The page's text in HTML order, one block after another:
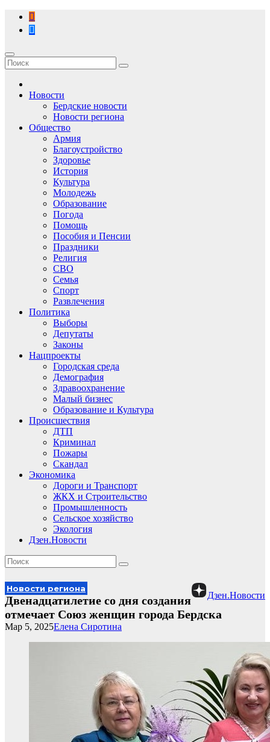
Перейти
содержимому
Новости
Бердские новости
Новости региона
Общество
Армия
Благоустройство
Здоровье
История
Культура
Молодежь
Образование
Погода
Помощь
Пособия и Пенсии
Праздники
Религия
СВО
Семья
Спорт
Развлечения
Политика
Выборы
Депутаты
Законы
Нацпроекты
Городская среда
Демография
Здравоохранение
Малый бизнес
Образование и Культура
Происшествия
ДТП
Криминал
Пожары
Скандал
Экономика
Дороги и Транспорт
ЖКХ и Строительство
Промышленность
Сельское хозяйство
Экология
Дзен.Новости
Дзен.Новости
Новости региона
Двенадцатилетие со дня создания
отмечает Союз женщин города Бердска
Елена Сиротина
Мар 5, 2025